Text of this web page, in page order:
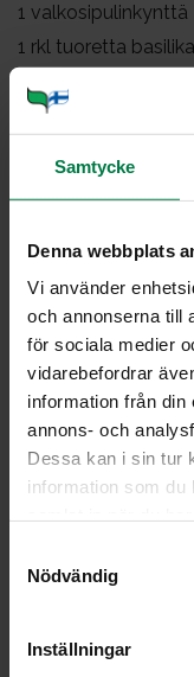
Samtycke
Denna webbplats
Vi använder
och annonserna till
för sociala medier
vidarebefordrar
information från din
annons- och
Dessa kan i sin tur
information som du
Nödvändig
Inställningar
1 valkosipulinkynttä
1 rkl tuoretta
valko- tai
yrttisuolaa
Leikkaa
Kuori ja hienonna
porkkana.
lämmöllä
minuuttia.
Täytä tomaatit
Laita tomaatit
sulje nyytit
Kypsennä
uunissä 200